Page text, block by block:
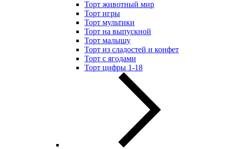
Торт животный мир
Торт игры
Торт мультики
Торт на выпускной
Торт малышу
Торт из сладостей и конфет
Торт с ягодами
Торт цифры 1-18